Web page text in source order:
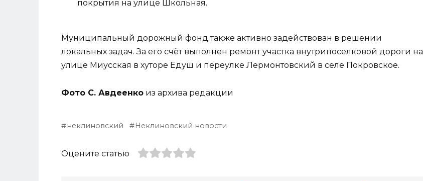
покрытия на улице Школьная.
Муниципальный дорожный фонд также активно задействован в решении
локальных задач. За его счёт выполнен ремонт участка внутрипоселковой дороги на
улице Миусская в хуторе Едуш и переулке Лермонтовский в селе Покровское.
Фото С. Авдеенко из архива редакции
неклиновский Неклиновский новости
Оцените статью